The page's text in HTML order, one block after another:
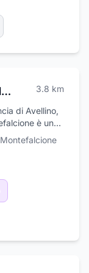
Ristorante Trattoria Il Mantice Cucina Tipica Greca 3.8 km
di Avellino,
è un
ristorante
culinaria
con
prelibatezze
carne, ogni
genuini.Il
gustare
un vero
Montefalcione